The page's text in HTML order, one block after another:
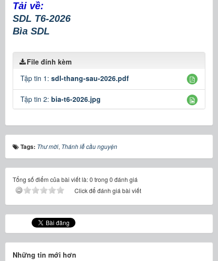
Tải về:
SDL T6-2026
Bìa SDL
File đính kèm
Tập tin 1: sdl-thang-sau-2026.pdf
Tập tin 2: bia-t6-2026.jpg
Tags: Thư mời, Thánh lễ cầu nguyện
Tổng số điểm của bài viết là: 0 trong 0 đánh giá
Click để đánh giá bài viết
Những tin mới hơn